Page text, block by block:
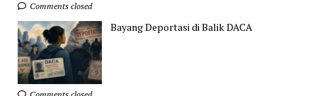
Comments closed
Bayang Deportasi di Balik DACA